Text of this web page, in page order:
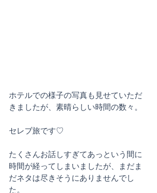
ホテルでの様子の写真も見せていただ
きましたが、素晴らしい時間の数々。
セレブ旅です♡
たくさんお話しすぎてあっという間に
時間が経ってしまいましたが、まだま
だネタは尽きそうにありませんでし
た。